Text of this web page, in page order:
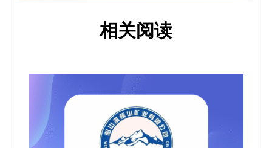
相关阅读